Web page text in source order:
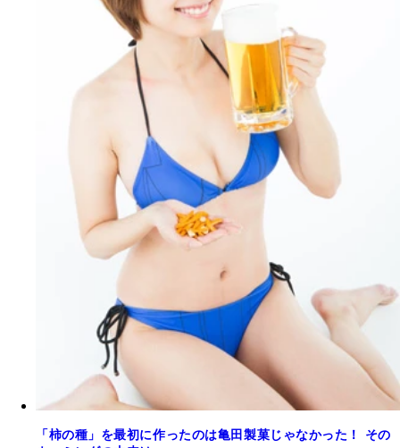
「柿の種」を最初に作ったのは亀田製菓じゃなかった！ その